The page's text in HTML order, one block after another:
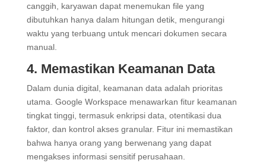
canggih, karyawan dapat menemukan file yang
dibutuhkan hanya dalam hitungan detik, mengurangi
waktu yang terbuang untuk mencari dokumen secara
manual.
4. Memastikan Keamanan Data
Dalam dunia digital, keamanan data adalah prioritas
utama. Google Workspace menawarkan fitur keamanan
tingkat tinggi, termasuk enkripsi data, otentikasi dua
faktor, dan kontrol akses granular. Fitur ini memastikan
bahwa hanya orang yang berwenang yang dapat
mengakses informasi sensitif perusahaan.